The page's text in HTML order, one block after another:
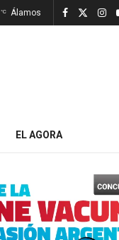
°C Álamos
EL AGORA